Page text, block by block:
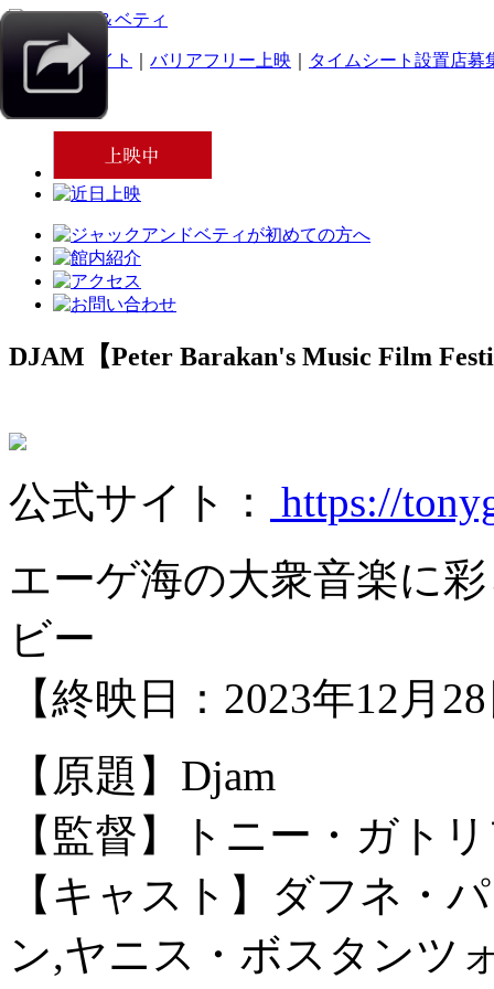
スマホサイト バリアフリー上映 タイムシート設置店募
DJAM【Peter Barakan's Music Film
公式サイト：
https://
エーゲ海の大衆音楽に
ビー
【終映日：2023年12月
【原題】Djam
【監督】トニー・ガト
【キャスト】ダフネ・
ン,ヤニス・ボスタンツ